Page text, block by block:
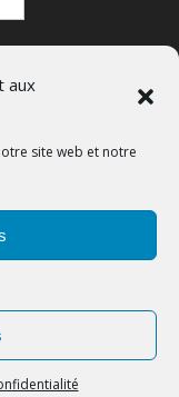
aux
site web et notre